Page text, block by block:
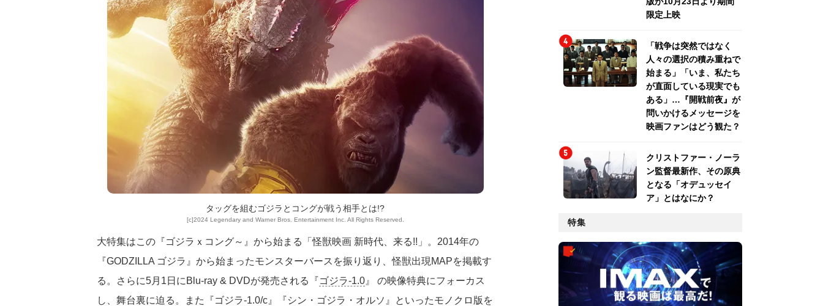
タッグを組むゴジラとコングが戦う相手とは!?
[c]2024 Legendary and Warner Bros. Entertainment Inc. All Rights Reserved.
大特集はこの『ゴジラｘコング～』から始まる「怪獣映画 新時代、来る!!」。2014年の
『GODZILLA ゴジラ』から始まったモンスターバースを振り返り、怪獣出現MAPを掲載す
る。さらに5月1日にBlu-ray & DVDが発売される『ゴジラ-1.0 』 の映像特典にフォーカス
し、舞台裏に迫る。また『ゴジラ-1.0/c』『シン・ゴジラ・オルソ』といったモノクロ版を
限定上映
「戦争は突然ではなく
人々の選択の積み重ねで
始まる」「いま、私たち
が直面している現実でも
ある」…『開戦前夜』が
問いかけるメッセージを
映画ファンはどう観た？
クリストファー・ノーラ
ン監督最新作、その原典
となる「オデュッセイ
ア」とはなにか？
特集